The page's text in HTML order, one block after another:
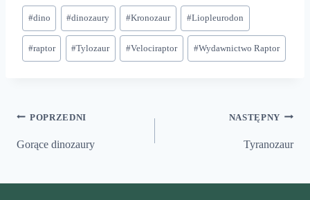
Tagi
wpisu:
#dino #dinozaury #Kronozaur #Liopleurodon
#raptor #Tylozaur #Velociraptor #Wydawnictwo Raptor
Nawigacja
wpisu
POPRZEDNI
Gorące dinozaury
NASTĘPNY
Tyranozaur